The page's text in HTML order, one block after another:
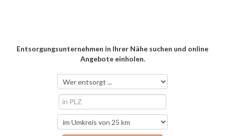
Entsorgungsunternehmen in Ihrer Nähe suchen und online
Angebote einholen.